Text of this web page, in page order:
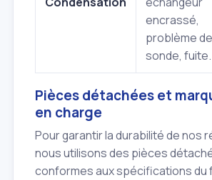
encrassé,
problème de
sonde, fuite.
Pièces détachées et
en charge
Pour garantir la durabilité de nos
nous utilisons des pièces
conformes aux spécifications du